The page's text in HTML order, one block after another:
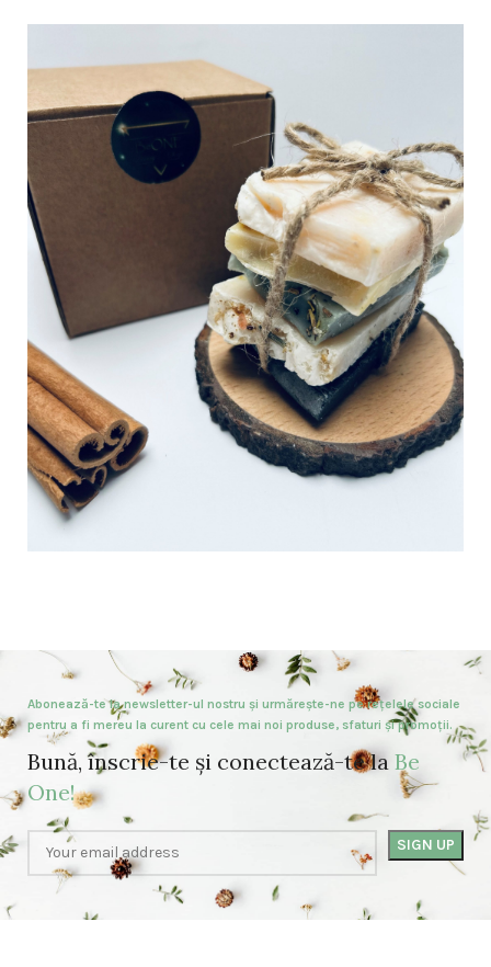
Abonează-te la newsletter-ul nostru și urmărește-ne pe rețelele sociale
pentru a fi mereu la curent cu cele mai noi produse, sfaturi și promoții.
Bună, înscrie-te și conectează-te laBe
One!